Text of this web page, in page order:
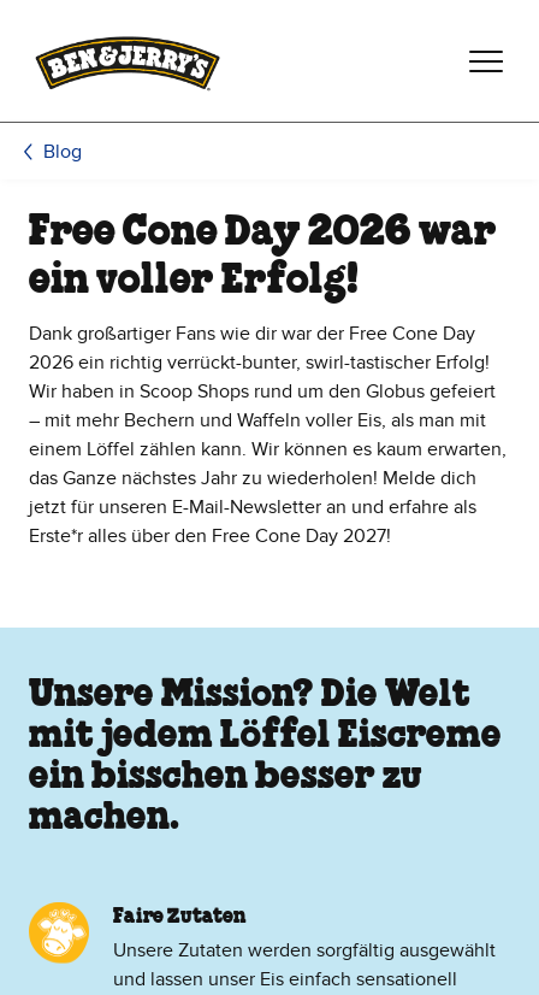
Blog
Free Cone Day 2026 war
ein voller Erfolg!
Dank großartiger Fans wie dir war der Free Cone Day
2026 ein richtig verrückt-bunter, swirl-tastischer Erfolg!
Wir haben in Scoop Shops rund um den Globus gefeiert
– mit mehr Bechern und Waffeln voller Eis, als man mit
einem Löffel zählen kann. Wir können es kaum erwarten,
das Ganze nächstes Jahr zu wiederholen! Melde dich
jetzt für unseren E-Mail-Newsletter an und erfahre als
Erste*r alles über den Free Cone Day 2027!
Unsere Mission? Die Welt
mit jedem Löffel Eiscreme
ein bisschen besser zu
machen.
Faire Zutaten
Unsere Zutaten werden sorgfältig ausgewählt
und lassen unser Eis einfach sensationell